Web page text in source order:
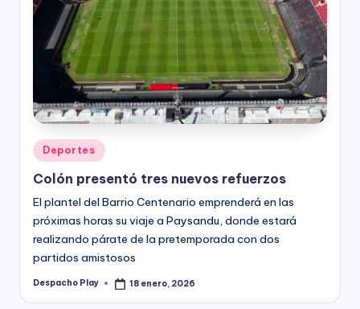
Posted
Deportes
Colón presentó tres nuevos refuerzos
El plantel del Barrio Centenario emprenderá en las
próximas horas su viaje a Paysandu, donde estará
realizando párate de la pretemporada con dos
partidos amistosos
Posted
Despacho Play 18 enero, 2026